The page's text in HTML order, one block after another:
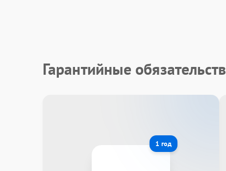
Гарантийные
1 год